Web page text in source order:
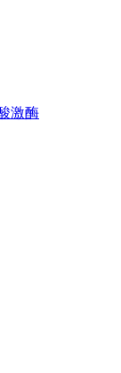
激酶